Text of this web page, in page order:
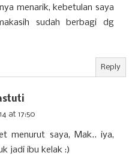
menarik, kebetulan saya
sudah berbagi dg
Reply
at 17:50
menurut saya, Mak.. iya,
jadi ibu kelak :)